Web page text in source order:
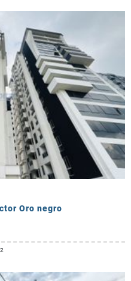
Oro negro
2